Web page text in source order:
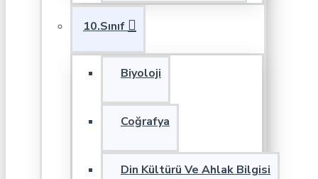
10.Sınıf
Biyoloji
Coğrafya
Din Kültürü Ve Ahlak Bilgisi